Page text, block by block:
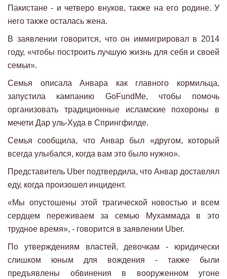
Пакистане - и четверо внуков, также на его родине. У
него также осталась жена.
В заявлении говорится, что он иммигрировал в 2014
году, «чтобы построить лучшую жизнь для себя и своей
семьи».
Семья описала Анвара как главного кормильца,
запустила кампанию GoFundMe, чтобы помочь
организовать традиционные исламские похороны в
мечети Дар уль-Худа в Спрингфилде.
Семья сообщила, что Анвар был «другом, который
всегда улыбался, когда вам это было нужно».
Представитель Uber подтвердила, что Анвар доставлял
еду, когда произошел инцидент.
«Мы опустошены этой трагической новостью и всем
сердцем переживаем за семью Мухаммада в это
трудное время», - говорится в заявлении Uber.
По утверждениям властей, девочкам - юридически
слишком юным для вождения - также были
предъявлены обвинения в вооруженном угоне